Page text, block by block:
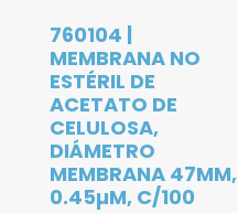
760104 |
MEMBRANA NO
ESTÉRIL DE
ACETATO DE
CELULOSA,
DIÁMETRO
MEMBRANA 47MM,
0.45µM, C/100